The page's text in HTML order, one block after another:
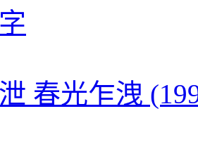
春光乍洩